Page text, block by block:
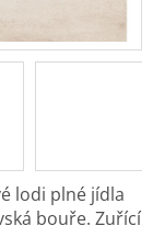
lodi plné jídla
bouře. Zuřící